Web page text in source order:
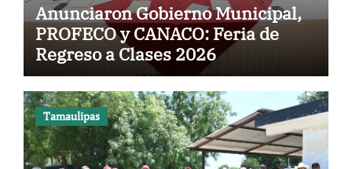
Anunciaron Gobierno Municipal,
PROFECO y CANACO: Feria de
Regreso a Clases 2026
Tamaulipas